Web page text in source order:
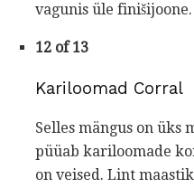
vagunis üle finišijoone.
12 of 13
Kariloomad Corral
Selles mängus on üks
püüab kariloomade
on veised. Lint